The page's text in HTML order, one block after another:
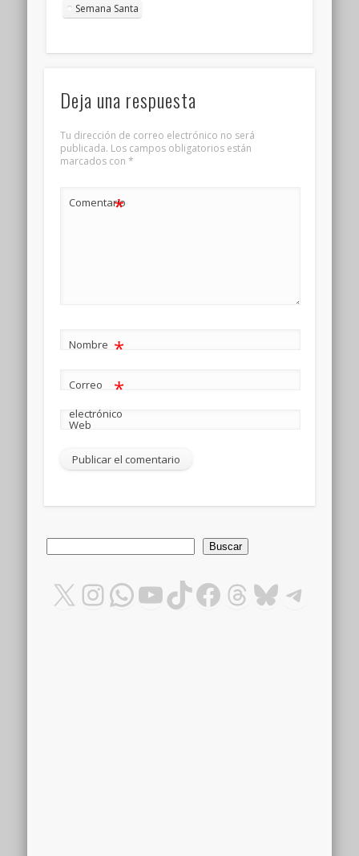
Semana Santa
Deja una respuesta
Tu dirección de correo electrónico no será
publicada. Los campos obligatorios están
marcados con *
Comentario
*
Nombre *
Correo
electrónico
*
Web
Buscar
X Instagram
WhatsApp
YouTube
TikTok
Facebook
Threads
Bluesky